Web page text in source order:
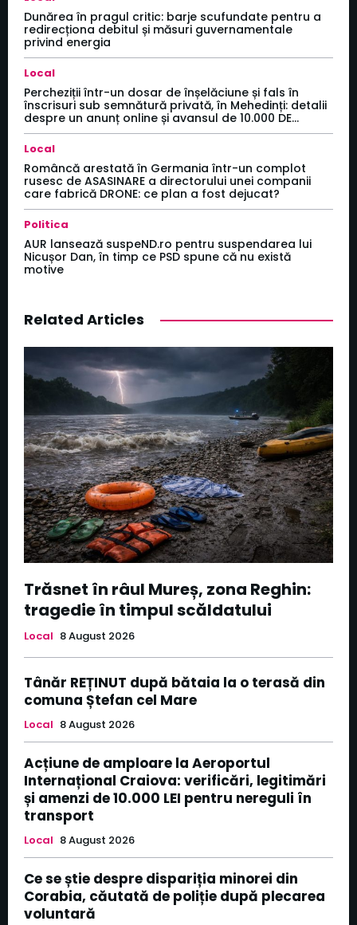
Dunărea în pragul critic: barje scufundate pentru a
redirecționa debitul și măsuri guvernamentale
privind energia
Local
Percheziții într-un dosar de înșelăciune și fals în
înscrisuri sub semnătură privată, în Mehedinți: detalii
despre un anunț online și avansul de 10.000 DE...
Local
Româncă arestată în Germania într-un complot
rusesc de ASASINARE a directorului unei companii
care fabrică DRONE: ce plan a fost dejucat?
Politica
AUR lansează suspeND.ro pentru suspendarea lui
Nicușor Dan, în timp ce PSD spune că nu există
motive
Related Articles
Trăsnet în râul Mureș, zona Reghin:
tragedie în timpul scăldatului
Local 8 August 2026
Tânăr REȚINUT după bătaia la o terasă din
comuna Ștefan cel Mare
Local 8 August 2026
Acțiune de amploare la Aeroportul
Internațional Craiova: verificări, legitimări
și amenzi de 10.000 LEI pentru nereguli în
transport
Local 8 August 2026
Ce se știe despre dispariția minorei din
Corabia, căutată de poliție după plecarea
voluntară